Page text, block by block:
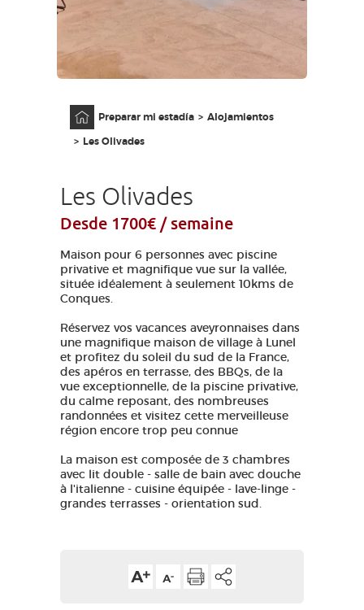
ES
Preparar mi estadía
Alojamientos
Les Olivades
Les Olivades
Desde 1700€ / semaine
Maison pour 6 personnes avec piscine
privative et magnifique vue sur la vallée,
située idéalement à seulement 10kms de
Conques.
Réservez vos vacances aveyronnaises dans
une magnifique maison de village à Lunel
et profitez du soleil du sud de la France,
des apéros en terrasse, des BBQs, de la
vue exceptionnelle, de la piscine privative,
du calme reposant, des nombreuses
randonnées et visitez cette merveilleuse
région encore trop peu connue
La maison est composée de 3 chambres
avec lit double - salle de bain avec douche
à l'italienne - cuisine équipée - lave-linge -
grandes terrasses - orientation sud.